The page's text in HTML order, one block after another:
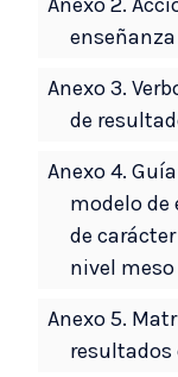
Anexo 3.
de
Anexo 4.
modelo de
de
nivel meso
Anexo 5.
resultados